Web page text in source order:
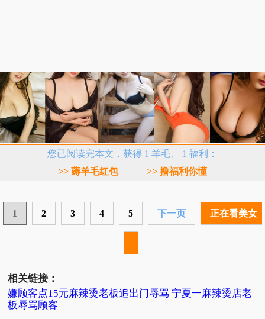
您已阅读完本文，获得 1 羊毛、 1 福利：
>> 薅羊毛红包
>> 撸福利你懂
1 2 3 4 5 下一页 正在看美女
相关链接：
嫌顾客点15元麻辣烫老板追出门辱骂 宁夏一麻辣烫店老
板辱骂顾客